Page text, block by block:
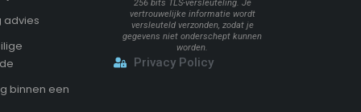
advies
binnen een
256 bits TLS-versleuteling. Je
vertrouwelijke informatie wordt
versleuteld verzonden, zodat je
gegevens niet onderschept kunnen
worden.
Privacy Policy